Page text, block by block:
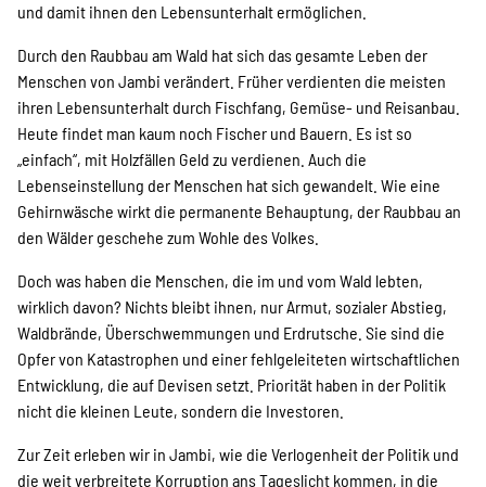
Stellenangebote
Werde Mitglied
Newsletter abonnieren
SPENDEN
Über uns
und damit ihnen den Lebensunterhalt ermöglichen.
Durch den Raubbau am Wald hat sich das gesamte Leben der
Menschen von Jambi verändert. Früher verdienten die meisten
ihren Lebensunterhalt durch Fischfang, Gemüse- und Reisanbau.
Heute findet man kaum noch Fischer und Bauern. Es ist so
„einfach“, mit Holzfällen Geld zu verdienen. Auch die
Lebenseinstellung der Menschen hat sich gewandelt. Wie eine
Gehirnwäsche wirkt die permanente Behauptung, der Raubbau an
den Wälder geschehe zum Wohle des Volkes.
Doch was haben die Menschen, die im und vom Wald lebten,
wirklich davon? Nichts bleibt ihnen, nur Armut, sozialer Abstieg,
Waldbrände, Überschwemmungen und Erdrutsche. Sie sind die
Opfer von Katastrophen und einer fehlgeleiteten wirtschaftlichen
Entwicklung, die auf Devisen setzt. Priorität haben in der Politik
nicht die kleinen Leute, sondern die Investoren.
Zur Zeit erleben wir in Jambi, wie die Verlogenheit der Politik und
die weit verbreitete Korruption ans Tageslicht kommen, in die